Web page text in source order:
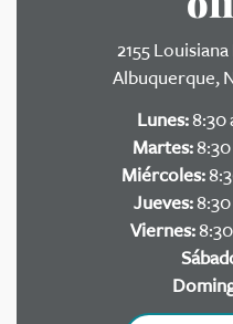
2155
Albuquerque,
Lunes:8:30
Martes:
Miércoles:
Jueves:8:30
Viernes: